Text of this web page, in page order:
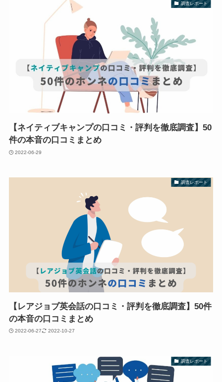
調査レポート
【ネイティブキャンプの口コミ・評判を徹底調査】50
件の本音の口コミまとめ
2022-06-29
調査レポート
【レアジョブ英会話の口コミ・評判を徹底調査】50件
の本音の口コミまとめ
2022-06-27 2022-10-27
調査レポート